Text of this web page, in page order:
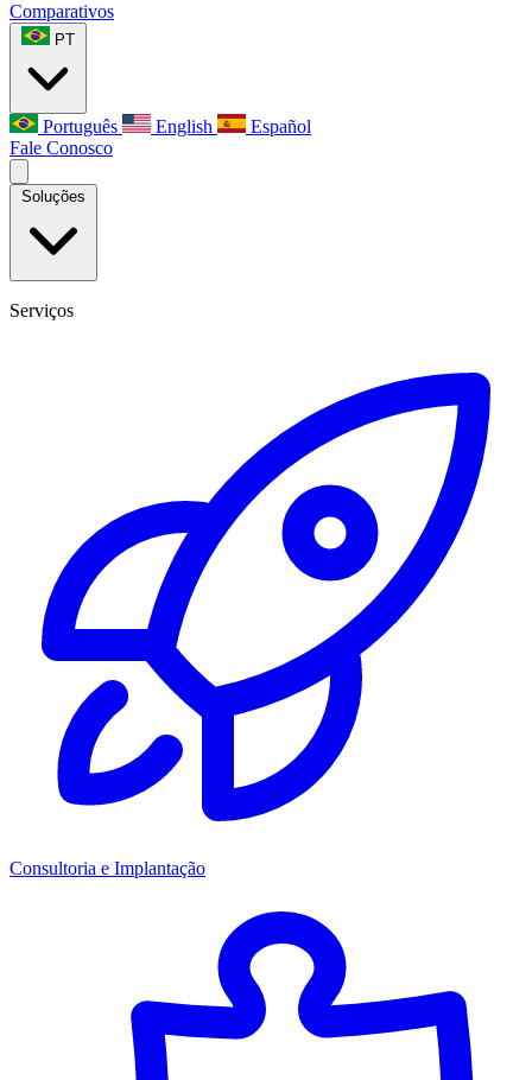
Comparativos
PT
Português English
Español
Fale Conosco
Soluções
Serviços
Consultoria e Implantação